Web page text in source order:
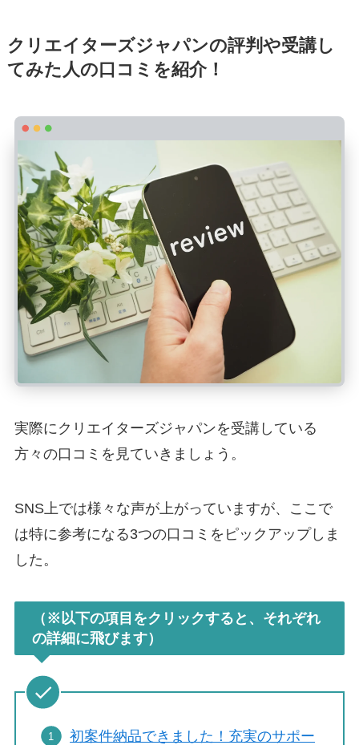
クリエイターズジャパンの評判や受講し
てみた人の口コミを紹介！
実際にクリエイターズジャパンを受講している
方々の口コミを見ていきましょう。
SNS上では様々な声が上がっていますが、ここで
は特に参考になる3つの口コミをピックアップしま
した。
（※以下の項目をクリックすると、それぞれ
の詳細に飛びます）
初案件納品できました！充実のサポー